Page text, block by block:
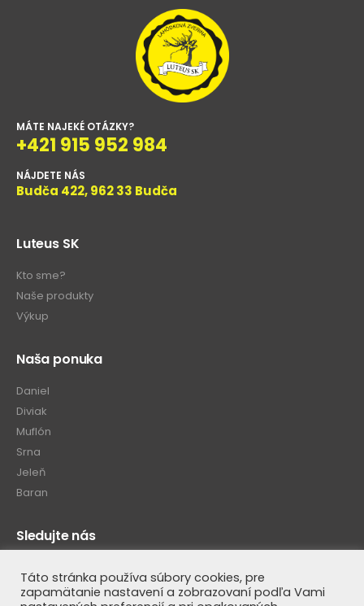
MÁTE NAJEKÉ OTÁZKY?
+421 915 952 984
NÁJDETE NÁS
Budča 422, 962 33 Budča
Luteus SK
Kto sme?
Naše produkty
Výkup
Naša ponuka
Daniel
Diviak
Muflón
Srna
Jeleň
Baran
Sledujte nás
Táto stránka používa súbory cookies, pre
zapamätanie nastavení a zobrazovaní podľa Vami